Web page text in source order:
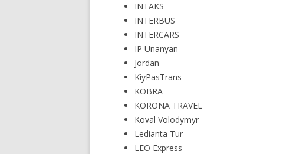
INTAKS
INTERBUS
INTERCARS
IP Unanyan
Jordan
KiyPasTrans
KOBRA
KORONA TRAVEL
Koval Volodymyr
Ledianta Tur
LEO Express